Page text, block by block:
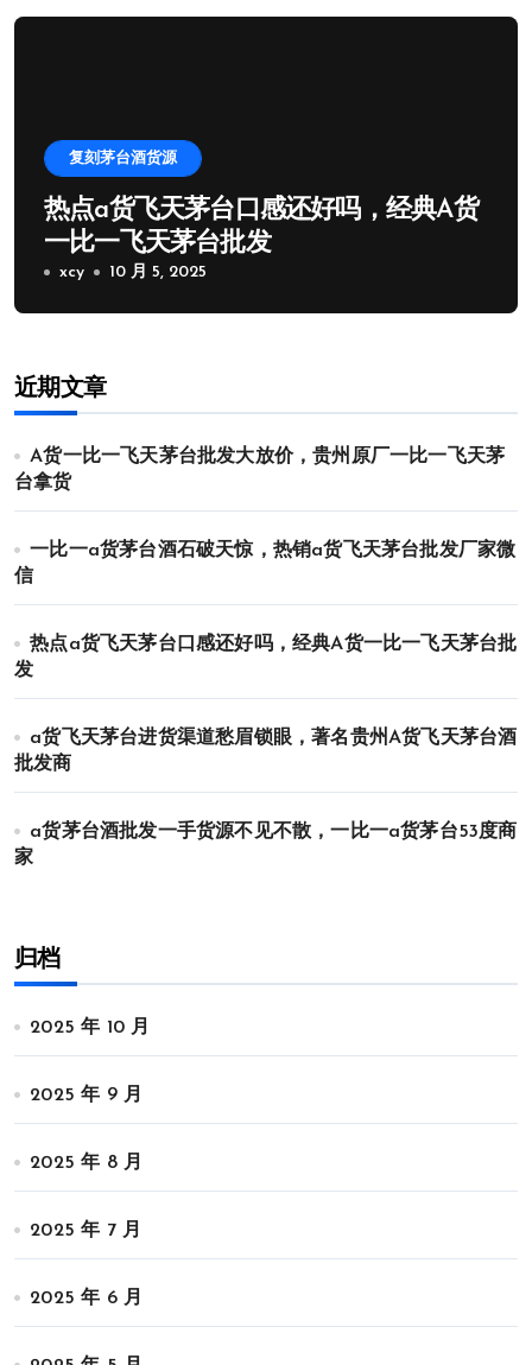
复刻茅台酒货源
热点a货飞天茅台口感还好吗，经典A货
一比一飞天茅台批发
xcy 10 月 5, 2025
近期文章
A货一比一飞天茅台批发大放价，贵州原厂一比一飞天茅
台拿货
一比一a货茅台酒石破天惊，热销a货飞天茅台批发厂家微
信
热点a货飞天茅台口感还好吗，经典A货一比一飞天茅台批
发
a货飞天茅台进货渠道愁眉锁眼，著名贵州A货飞天茅台酒
批发商
a货茅台酒批发一手货源不见不散，一比一a货茅台53度商
家
归档
2025 年 10 月
2025 年 9 月
2025 年 8 月
2025 年 7 月
2025 年 6 月